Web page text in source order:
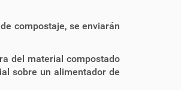
compostaje, se enviarán
del material compostado
sobre un alimentador de